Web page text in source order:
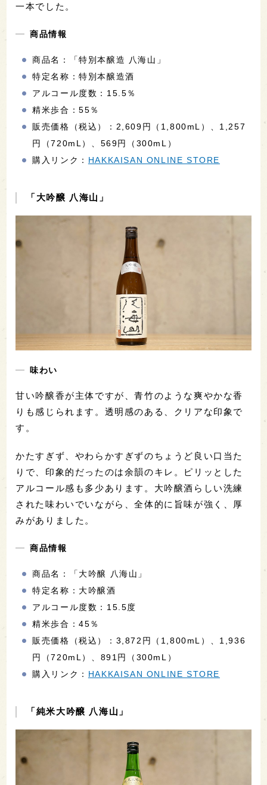
一本でした。
商品情報
商品名：「特別本醸造 八海山」
特定名称：特別本醸造酒
アルコール度数：15.5％
精米歩合：55％
販売価格（税込）：2,609円（1,800mL）、1,257
円（720mL）、569円（300mL）
購入リンク： HAKKAISAN ONLINE STORE
「大吟醸 八海山」
味わい
甘い吟醸香が主体ですが、青竹のような爽やかな香
りも感じられます。透明感のある、クリアな印象で
す。
かたすぎず、やわらかすぎずのちょうど良い口当た
りで、印象的だったのは余韻のキレ。ピリッとした
アルコール感も多少あります。大吟醸酒らしい洗練
された味わいでいながら、全体的に旨味が強く、厚
みがありました。
商品情報
商品名：「大吟醸 八海山」
特定名称：大吟醸酒
アルコール度数：15.5度
精米歩合：45％
販売価格（税込）：3,872円（1,800mL）、1,936
円（720mL）、891円（300mL）
購入リンク： HAKKAISAN ONLINE STORE
「純米大吟醸 八海山」